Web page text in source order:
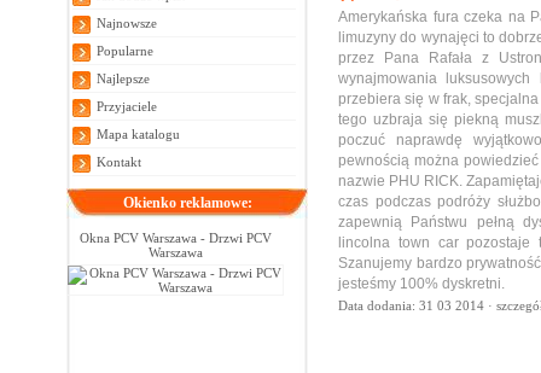
Najnowsze
Popularne
Najlepsze
Przyjaciele
Mapa katalogu
Kontakt
Okienko reklamowe:
Okna PCV Warszawa - Drzwi PCV
Warszawa
Amerykańska fura czeka na
limuzyny do wynajęci to
przez Pana Rafała z
wynajmowania
przebiera się w frak,
tego uzbraja się piekną
poczuć naprawdę
pewnością można
nazwie PHU RICK.
czas podczas podróży
zapewnią Państwu pełną
lincolna town car pozostaje
Szanujemy bardzo
jesteśmy 100% dyskretni.
Data dodania: 31 03 2014 ·